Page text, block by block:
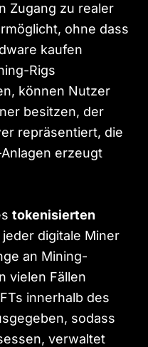
Zugang zu realer
ohne dass
kaufen
Rigs
können Nutzer
besitzen, der
repräsentiert, die
erzeugt
tokenisierten
jeder digitale Miner
an Mining-
vielen Fällen
innerhalb des
sodass
verwaltet